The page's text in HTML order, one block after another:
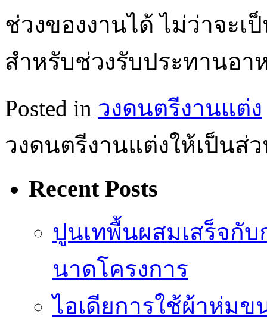
ช่วงของงานได้ ไม่ว่าจะเ
สำหรับช่วงรับประทานอ
Posted in วงดนตรีงานแต่ง
วงดนตรีงานแต่งให้เป็นส่
Recent Posts
ปูนเทพื้นผสมเสร็จกั
นาดโครงการ
ไอเดียการใช้ผ้าห่ม